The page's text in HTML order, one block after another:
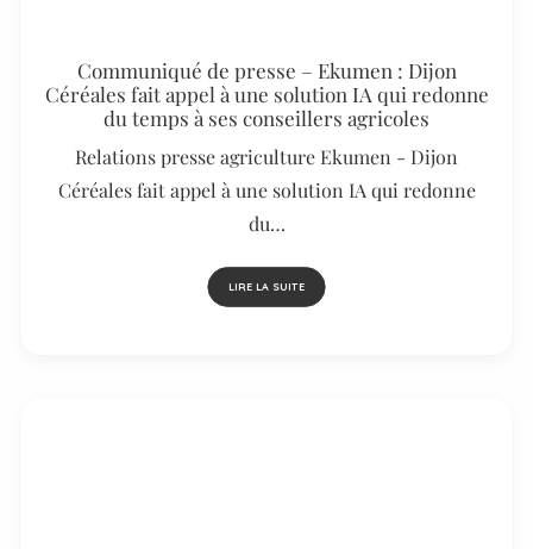
Communiqué de presse – Ekumen : Dijon
Céréales fait appel à une solution IA qui redonne
du temps à ses conseillers agricoles
Relations presse agriculture Ekumen - Dijon
Céréales fait appel à une solution IA qui redonne
du…
LIRE LA SUITE